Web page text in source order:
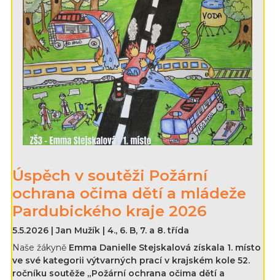
Úspěch v soutěži Požární
ochrana očima dětí a mládeže
Pardubického kraje 2026
5.5.2026 | Jan Mužík | 4., 6. B, 7. a 8. třída
Naše žákyně Emma Danielle Stejskalová získala 1. místo
ve své kategorii výtvarných prací v krajském kole 52.
ročníku soutěže „Požární ochrana očima dětí a